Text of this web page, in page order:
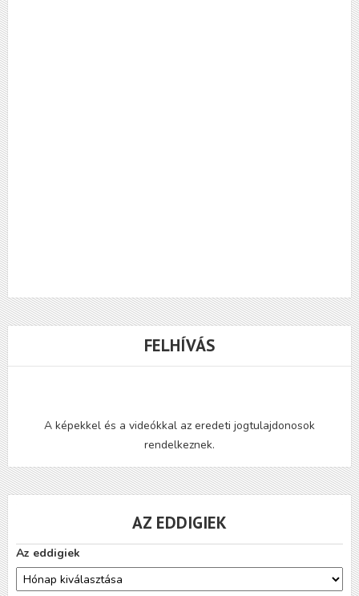
FELHÍVÁS
A képekkel és a videókkal az eredeti jogtulajdonosok
rendelkeznek.
AZ EDDIGIEK
Az eddigiek